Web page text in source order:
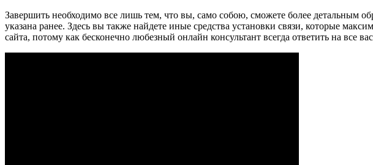
Завершить необходимо все лишь тем, что вы, само собою, сможете более детальным
указана ранее. Здесь вы также найдете иные средства установки связи, которые
сайта, потому как бесконечно любезный онлайн консультант всегда ответить на все